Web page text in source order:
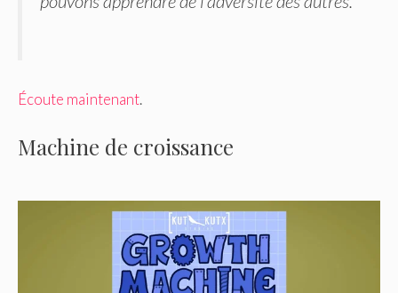
Écoute maintenant.
Machine de croissance